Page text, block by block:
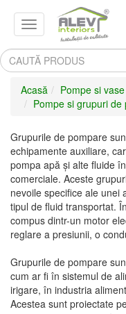
Search
Acasă
Pompe si
Pompe si grupuri de
Grupurile de pompare
echipamente auxiliare,
pompa apă și alte fluide
comerciale. Aceste
nevoile specifice ale unei
tipul de fluid transportat.
compus dintr-un motor
reglare a presiunii, o
Grupurile de pompare
cum ar fi în sistemul de
irigare, în industria
Acestea sunt proiectate